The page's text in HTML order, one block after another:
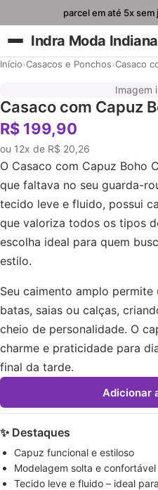
parcel em até 5x sem
Indra Moda Indiana
Início›Casacos e Ponchos›Casaco
Imagem
Casaco com Capuz
R$ 199,90
ou 12x de R$ 20,26
O Casaco com Capuz Boho
que faltava no seu guarda-
tecido leve e fluido, possui
que valoriza todos os tipos
escolha ideal para quem
estilo.
Seu caimento amplo
batas, saias ou calças,
cheio de personalidade. O
charme e praticidade para
final da tarde.
Adicionar
✨ Destaques
Capuz funcional e estiloso
Modelagem solta e confortável
Tecido leve e fluido – ideal